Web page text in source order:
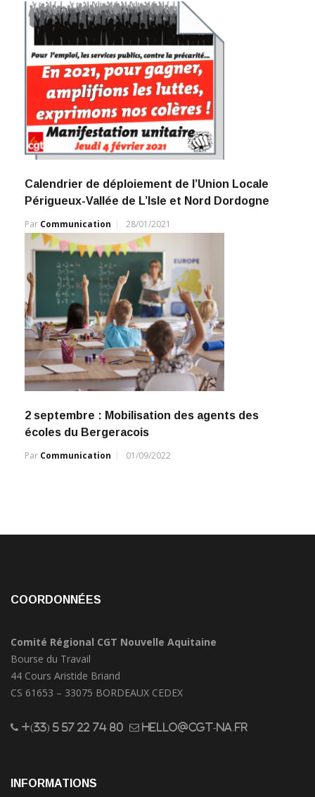
Calendrier de déploiement de l’Union Locale
Périgueux-Vallée de L’Isle et Nord Dordogne
Par Communication 28/01/2021
2 septembre : Mobilisation des agents des
écoles du Bergeracois
Par Communication 01/09/2022
COORDONNÉES
Comité Régional CGT Nouvelle Aquitaine
Bourse du Travail
44 Cours Aristide Briand
CS 61653 – 33075 BORDEAUX CEDEX
+(33) 5 57 22 74 80 hello@cgt-na.fr
INFORMATIONS